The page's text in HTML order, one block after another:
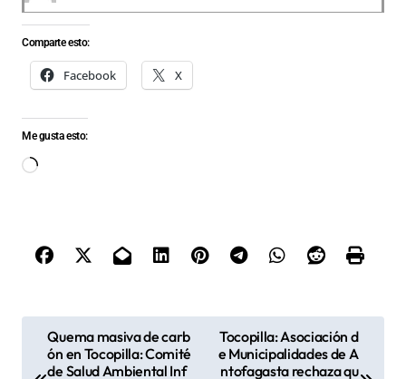
Comparte esto:
Facebook X
Me gusta esto:
Cargando...
Quema masiva de carb
ón en Tocopilla: Comité
de Salud Ambiental Inf
Tocopilla: Asociación d
e Municipalidades de A
ntofagasta rechaza qu